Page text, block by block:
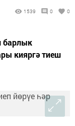
1539 0 0
барлык
кияргә тиеш